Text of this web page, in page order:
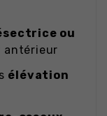
ou
antérieur
élévation